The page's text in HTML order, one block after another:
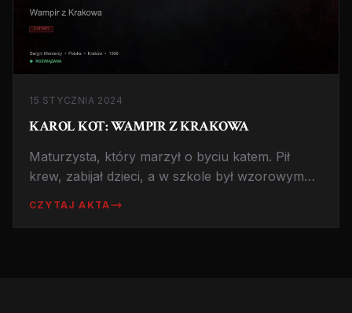
15 STYCZNIA 2024
KAROL KOT: WAMPIR Z KRAKOWA
Maturzysta, który marzył o byciu katem. Pił
krew, zabijał dzieci, a w szkole był wzorowym
CZYTAJ AKTA